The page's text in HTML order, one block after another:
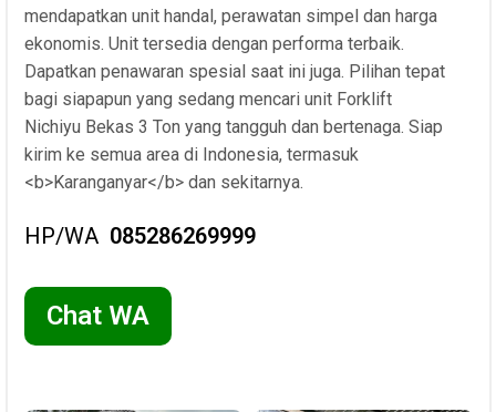
mendapatkan unit handal, perawatan simpel dan harga
ekonomis. Unit tersedia dengan performa terbaik.
Dapatkan penawaran spesial saat ini juga. Pilihan tepat
bagi siapapun yang sedang mencari unit Forklift
Nichiyu Bekas 3 Ton yang tangguh dan bertenaga. Siap
kirim ke semua area di Indonesia, termasuk
<b>Karanganyar</b> dan sekitarnya.
HP/WA 085286269999
Chat WA